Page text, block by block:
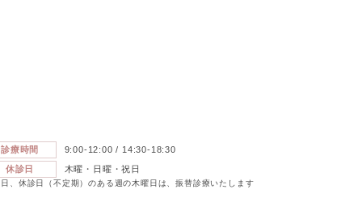
診療時間 9:00-12:00 / 14:30-18:30
休診日 木曜・日曜・祝日
、休診日（不定期）のある週の木曜日は、振替診療いたします